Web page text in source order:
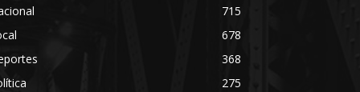
715
678
368
275